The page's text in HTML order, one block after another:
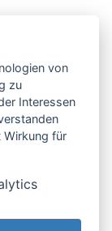
von
zu
Interessen
Wirkung für